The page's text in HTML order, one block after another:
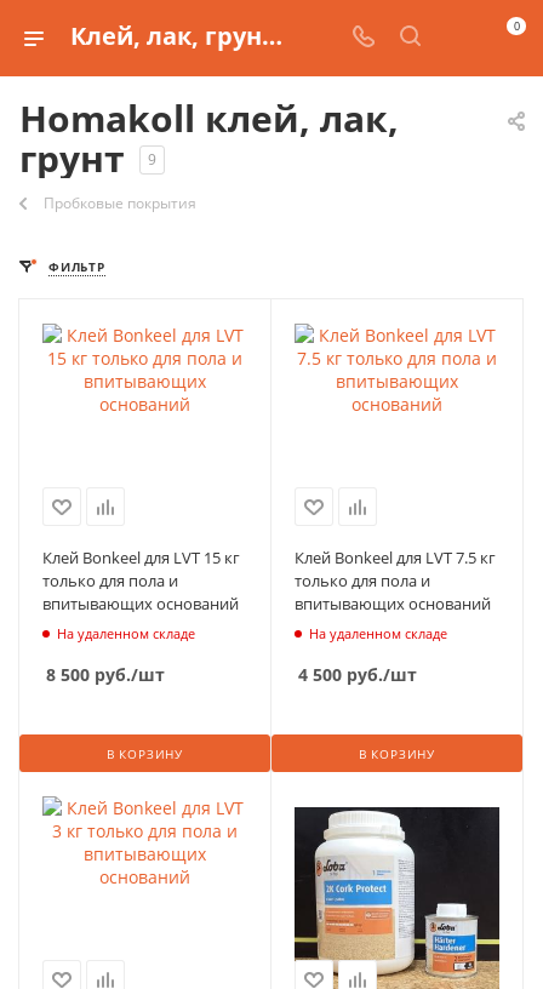
Клей, лак, грунт от производителя Homakoll 0
Homakoll клей, лак,
грунт
9
Пробковые покрытия
ФИЛЬТР
Клей Bonkeel для LVT 15 кг
только для пола и
впитывающих оснований
На удаленном складе
8 500 руб./шт
В КОРЗИНУ
Клей Bonkeel для LVT 7.5 кг
только для пола и
впитывающих оснований
На удаленном складе
4 500 руб./шт
В КОРЗИНУ